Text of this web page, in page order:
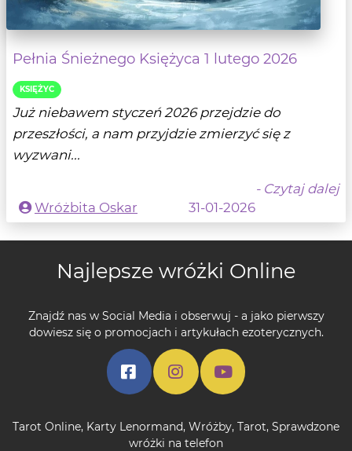
Pełnia Śnieżnego Księżyca 1 lutego 2026
KSIĘŻYC
Już niebawem styczeń 2026 przejdzie do
przeszłości, a nam przyjdzie zmierzyć się z
wyzwani...
- Czytaj dalej
Wróżbita Oskar
31-01-2026
Najlepsze wróżki Online
Znajdź nas w Social Media i obserwuj - a jako pierwszy
dowiesz się o promocjach i artykułach ezoterycznych.
Tarot Online, Karty Lenormand, Wróżby, Tarot, Sprawdzone
wróżki na telefon